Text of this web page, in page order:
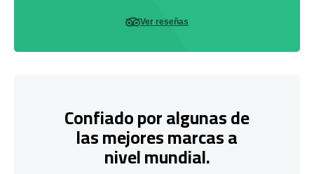
Ver reseñas
Confiado por algunas de
las mejores marcas a
nivel mundial.